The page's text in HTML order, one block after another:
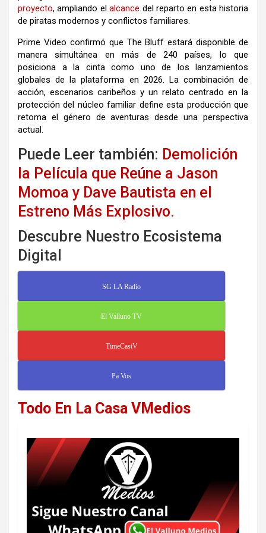
proyecto, ampliando elalcance del reparto en esta historia
de piratas modernos y conflictos familiares.
Prime Video confirmó que The Bluff estará disponible de
manera simultánea en más de 240 países, lo que
posiciona a la cinta como uno de los lanzamientos
globales de la plataforma en 2026. La combinación de
acción, escenarios caribeños y un relato centrado en la
protección del núcleo familiar define esta producción que
retoma el género de aventuras desde una perspectiva
actual.
Puede Leer también: Demolición
la Película que Reúne a Jason
Momoa y Dave Bautista en el
Estreno Más Explosivo.
Descubre Nuestro Ecosistema
Digital
SG LA Radio
El Valluno TV
TimeCastV
Pa Vos
Todo En La Casa VMedios